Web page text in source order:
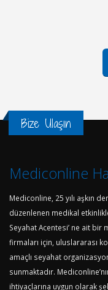
Bize Ulaşın
Mediconline
Mediconline, 25 yılı aşkın
düzenlenen medikal
Seyahat Acentesi’ ne ait bir
firmaları için, uluslararası
amaçlı seyahat
sunmaktadır.
ihtiyaçlarına uygun olarak